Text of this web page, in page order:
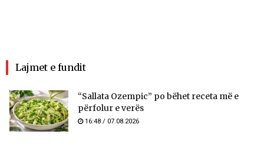
Lajmet e fundit
“Sallata Ozempic” po bëhet receta më e
përfolur e verës
16:48 / 07.08.2026